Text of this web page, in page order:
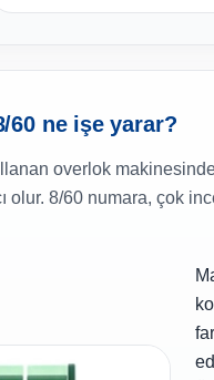
60 ne işe yarar?
overlok
olur. 8/60 numara, çok